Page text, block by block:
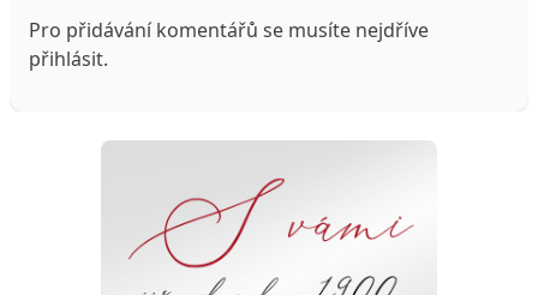
Pro přidávání komentářů se musíte nejdříve
přihlásit.